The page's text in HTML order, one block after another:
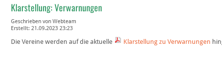
Klarstellung: Verwarnungen
Geschrieben von Webteam
Erstellt: 21.09.2023 23:23
Die Vereine werden auf die aktuelle Klarstellung zu Verwarnungen